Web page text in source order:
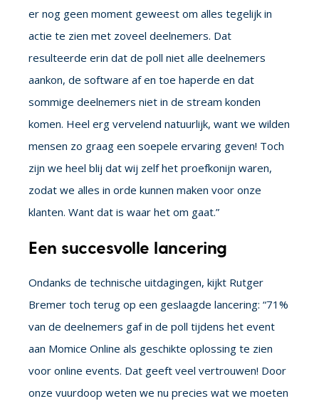
er nog geen moment geweest om alles tegelijk in
actie te zien met zoveel deelnemers. Dat
resulteerde erin dat de poll niet alle deelnemers
aankon, de software af en toe haperde en dat
sommige deelnemers niet in de stream konden
komen. Heel erg vervelend natuurlijk, want we wilden
mensen zo graag een soepele ervaring geven! Toch
zijn we heel blij dat wij zelf het proefkonijn waren,
zodat we alles in orde kunnen maken voor onze
klanten. Want dat is waar het om gaat.”
Een succesvolle lancering
Ondanks de technische uitdagingen, kijkt Rutger
Bremer toch terug op een geslaagde lancering: “71%
van de deelnemers gaf in de poll tijdens het event
aan Momice Online als geschikte oplossing te zien
voor online events. Dat geeft veel vertrouwen! Door
onze vuurdoop weten we nu precies wat we moeten